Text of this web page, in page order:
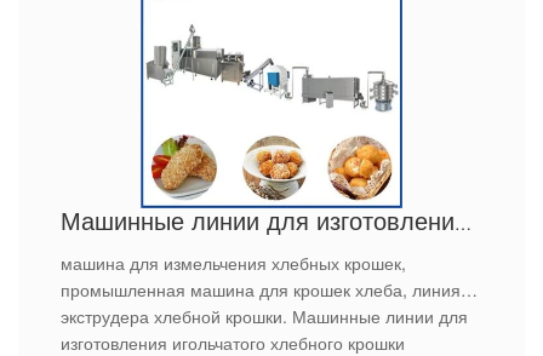
Машинные линии для изготовления игольчатого хлебного крошки
машина для измельчения хлебных крошек,
промышленная машина для крошек хлеба, линия
экструдера хлебной крошки. Машинные линии для
изготовления игольчатого хлебного крошки